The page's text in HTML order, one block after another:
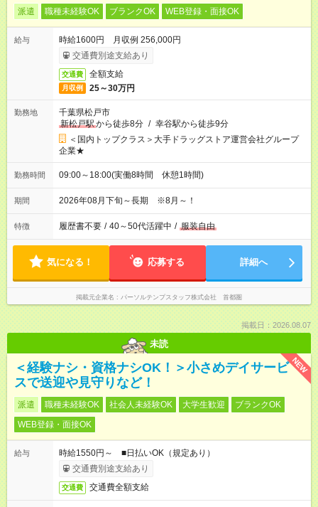
派遣 職種未経験OK ブランクOK WEB登録・面接OK
給与
時給1600円 月収例 256,000円
交通費別途支給あり
交通費 全額支給
月収例 25～30万円
勤務地
千葉県松戸市
新松戸駅から徒歩8分 / 幸谷駅から徒歩9分
＜国内トップクラス＞大手ドラッグストア運営会社グループ
企業★
勤務時間 09:00～18:00(実働8時間 休憩1時間)
期間 2026年08月下旬～長期 ※8月～！
特徴 履歴書不要 / 40～50代活躍中 / 服装自由
気になる！ 応募する 詳細へ
掲載元企業名 パーソルテンプスタッフ株式会社 首都圏
掲載日：2026.08.07
未読
NEW
＜経験ナシ・資格ナシOK！＞小さめデイサービ
スで送迎や見守りなど！
派遣 職種未経験OK 社会人未経験OK 大学生歓迎
ブランクOK
WEB登録・面接OK
給与
時給1550円～ ■日払いOK（規定あり）
交通費別途支給あり
交通費 交通費全額支給